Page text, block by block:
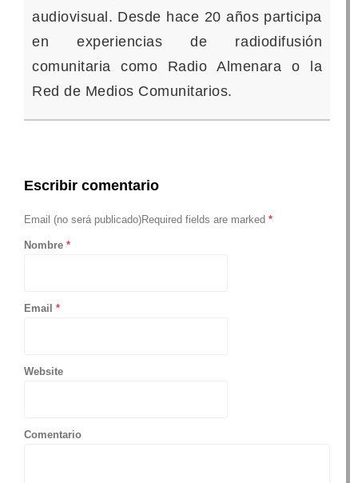
audiovisual. Desde hace 20 años participa
en experiencias de radiodifusión
comunitaria como Radio Almenara o la
Red de Medios Comunitarios.
Escribir comentario
Email (no será publicado)Required fields are marked *
Nombre *
Email *
Website
Comentario